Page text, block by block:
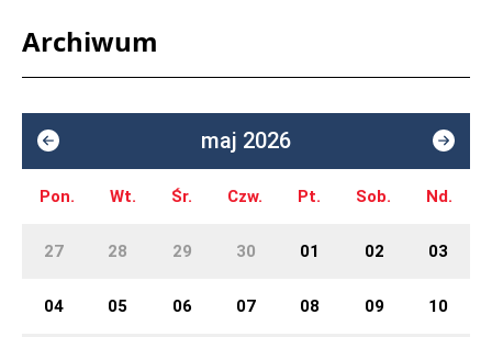
Archiwum
maj 2026
Pon. Wt. Śr. Czw. Pt. Sob. Nd.
27 28 29 30 01 02 03
04 05 06 07 08 09 10